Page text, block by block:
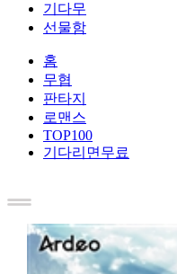
기다무
선물함
홈
무협
판타지
로맨스
TOP100
기다리면무료